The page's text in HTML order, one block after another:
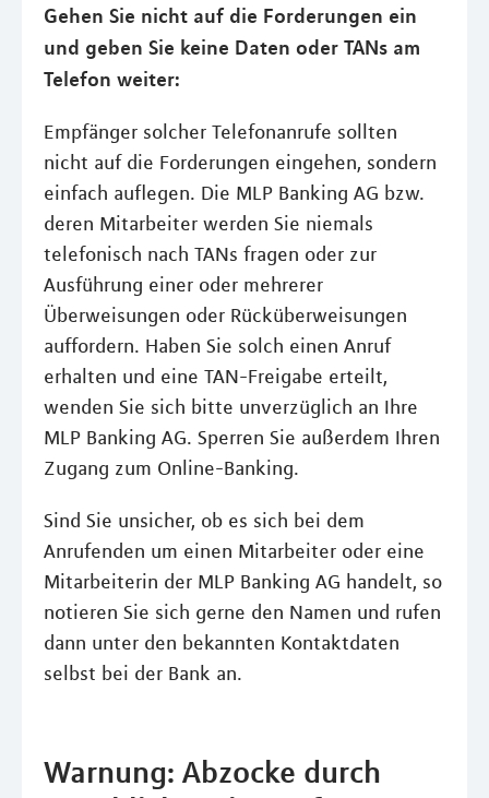
Gehen Sie nicht auf die Forderungen ein
und geben Sie keine Daten oder TANs am
Telefon weiter:
Empfänger solcher Telefonanrufe sollten
nicht auf die Forderungen eingehen, sondern
einfach auflegen. Die MLP Banking AG bzw.
deren Mitarbeiter werden Sie niemals
telefonisch nach TANs fragen oder zur
Ausführung einer oder mehrerer
Überweisungen oder Rücküberweisungen
auffordern. Haben Sie solch einen Anruf
erhalten und eine TAN-Freigabe erteilt,
wenden Sie sich bitte unverzüglich an Ihre
MLP Banking AG. Sperren Sie außerdem Ihren
Zugang zum Online-Banking.
Sind Sie unsicher, ob es sich bei dem
Anrufenden um einen Mitarbeiter oder eine
Mitarbeiterin der MLP Banking AG handelt, so
notieren Sie sich gerne den Namen und rufen
dann unter den bekannten Kontaktdaten
selbst bei der Bank an.
Warnung: Abzocke durch